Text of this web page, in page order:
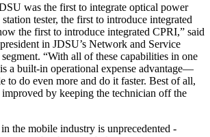
was the first to integrate optical power
tester, the first to introduce integrated
the first to introduce integrated CPRI,” said
in JDSU’s Network and Service
“With all of these capabilities in one
a built-in operational expense advantage—
to do even more and do it faster. Best of all,
by keeping the technician off the
the mobile industry is unprecedented -